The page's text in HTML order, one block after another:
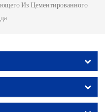
Из Цементированного